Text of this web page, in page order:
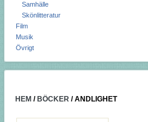
Samhälle
Skönlitteratur
Film
Musik
Övrigt
HEM / BÖCKER / ANDLIGHET